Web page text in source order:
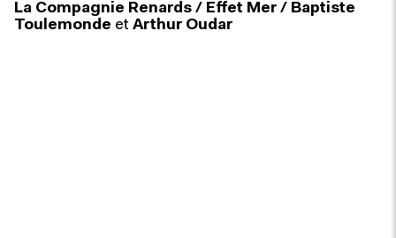
La Compagnie Renards / Effet Mer / Baptiste
Toulemonde et Arthur Oudar